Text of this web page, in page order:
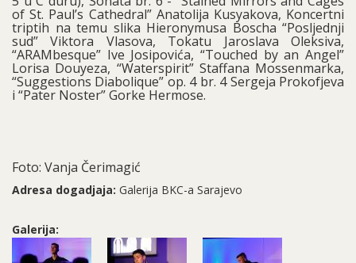
of St. Paul’s Cathedral” Anatolija Kusyakova, Koncertni
triptih na temu slika Hieronymusa Boscha “Posljednji
sud” Viktora Vlasova, Tokatu Jaroslava Oleksiva,
“ARAMbesque” Ive Josipovića, “Touched by an Angel”
Lorisa Douyeza, “Waterspirit” Staffana Mossenmarka,
“Suggestions Diabolique” op. 4 br. 4 Sergeja Prokofjeva
i “Pater Noster” Gorke Hermose.
Foto: Vanja Čerimagić
Adresa dogadjaja: Galerija BKC-a Sarajevo
Galerija: